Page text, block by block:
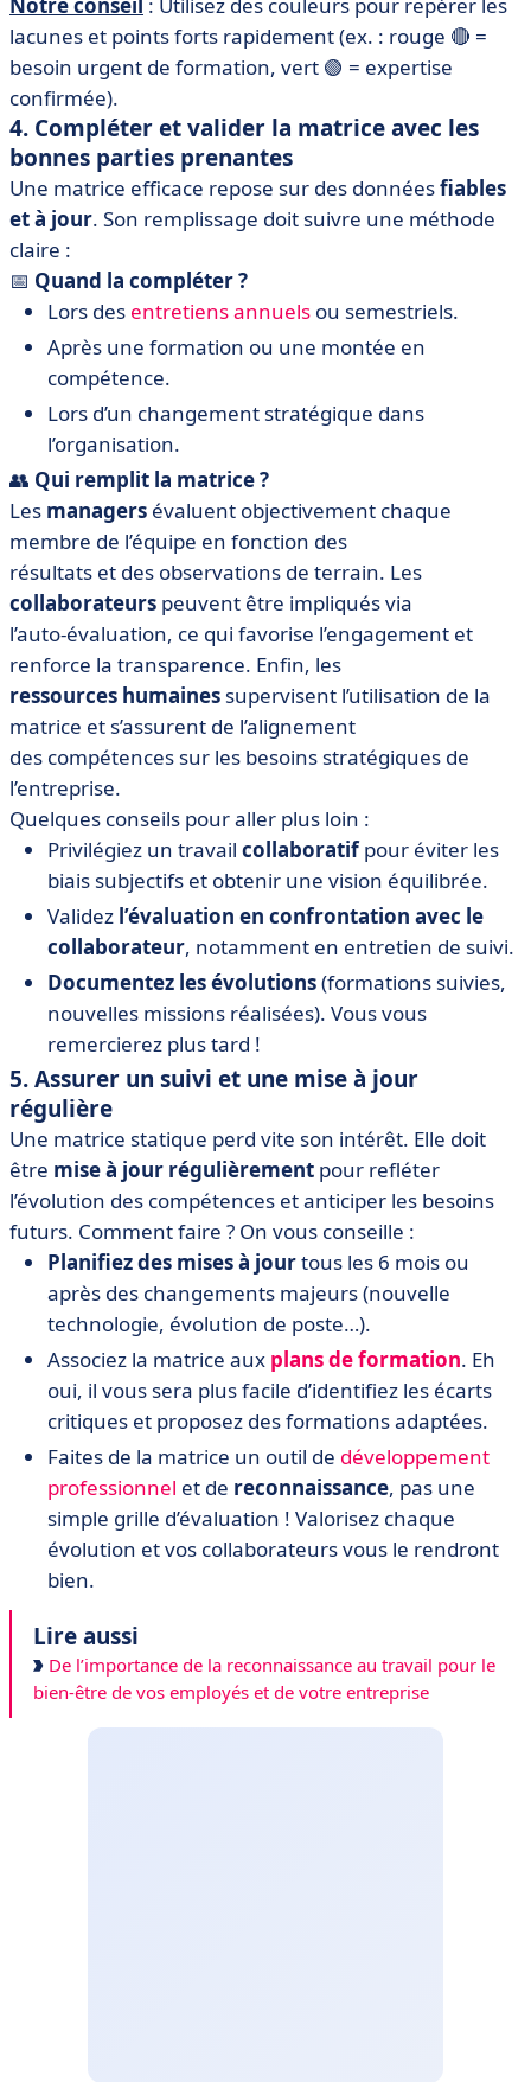
Notre conseil : Utilisez des couleurs pour repérer les
lacunes et points forts rapidement (ex. : rouge 🔴 =
besoin urgent de formation, vert 🟢 = expertise
confirmée).
4. Compléter et valider la matrice avec les
bonnes parties prenantes
Une matrice efficace repose sur des donnéesfiables
et à jour. Son remplissage doit suivre une méthode
claire :
📅 Quand la compléter ?
Lors des entretiens annuels ou semestriels.
Après une formation ou une montée en
compétence.
Lors d’un changement stratégique dans
l’organisation.
👥 Qui remplit la matrice ?
Les managers évaluent objectivement chaque
membre de l’équipe en fonction des
résultats et des observations de terrain. Les
collaborateurs peuvent être impliqués via
l’auto-évaluation, ce qui favorise l’engagement et
renforce la transparence. Enfin, les
ressources humaines supervisent l’utilisation de la
matrice et s’assurent de l’alignement
des compétences sur les besoins stratégiques de
l’entreprise.
Quelques conseils pour aller plus loin :
Privilégiez un travail collaboratifpour éviter les
biais subjectifs et obtenir une vision équilibrée.
Validez l’évaluation en confrontation avec le
collaborateur, notamment en entretien de suivi.
Documentez les évolutions(formations suivies,
nouvelles missions réalisées). Vous vous
remercierez plus tard !
5. Assurer un suivi et une mise à jour
régulière
Une matrice statique perd vite son intérêt. Elle doit
être mise à jour régulièrement pour refléter
l’évolution des compétences et anticiper les besoins
futurs. Comment faire ? On vous conseille :
Planifiez des mises à jourtous les 6 mois ou
après des changements majeurs (nouvelle
technologie, évolution de poste…).
Associez la matrice aux plans de formation. Eh
oui, il vous sera plus facile d’identifiez les écarts
critiques et proposez des formations adaptées.
Faites de la matrice un outil de développement
professionnel et de reconnaissance, pas une
simple grille d’évaluation ! Valorisez chaque
évolution et vos collaborateurs vous le rendront
bien.
Lire aussi
De l’importance de la reconnaissance au travail pour le
bien-être de vos employés et de votre entreprise